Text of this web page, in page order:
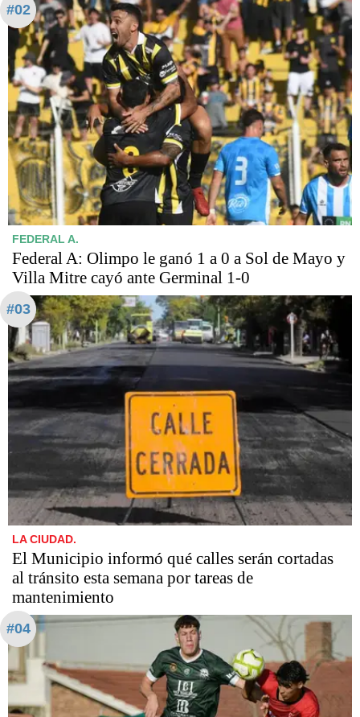
#02
FEDERAL A.
Federal A: Olimpo le ganó 1 a 0 a Sol de Mayo y
Villa Mitre cayó ante Germinal 1-0
#03
LA CIUDAD.
El Municipio informó qué calles serán cortadas
al tránsito esta semana por tareas de
mantenimiento
#04